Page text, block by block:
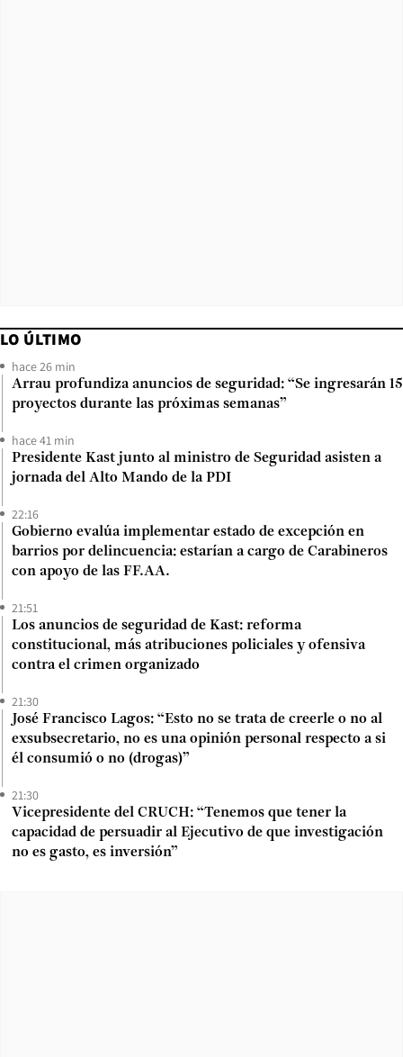
LO ÚLTIMO
hace 26 min
Arrau profundiza anuncios de seguridad: “Se ingresarán 15
proyectos durante las próximas semanas”
hace 41 min
Presidente Kast junto al ministro de Seguridad asisten a
jornada del Alto Mando de la PDI
22:16
Gobierno evalúa implementar estado de excepción en
barrios por delincuencia: estarían a cargo de Carabineros
con apoyo de las FF.AA.
21:51
Los anuncios de seguridad de Kast: reforma
constitucional, más atribuciones policiales y ofensiva
contra el crimen organizado
21:30
José Francisco Lagos: “Esto no se trata de creerle o no al
exsubsecretario, no es una opinión personal respecto a si
él consumió o no (drogas)”
21:30
Vicepresidente del CRUCH: “Tenemos que tener la
capacidad de persuadir al Ejecutivo de que investigación
no es gasto, es inversión”